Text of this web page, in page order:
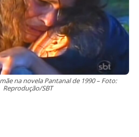
na novela Pantanal de 1990 – Foto:
Reprodução/SBT